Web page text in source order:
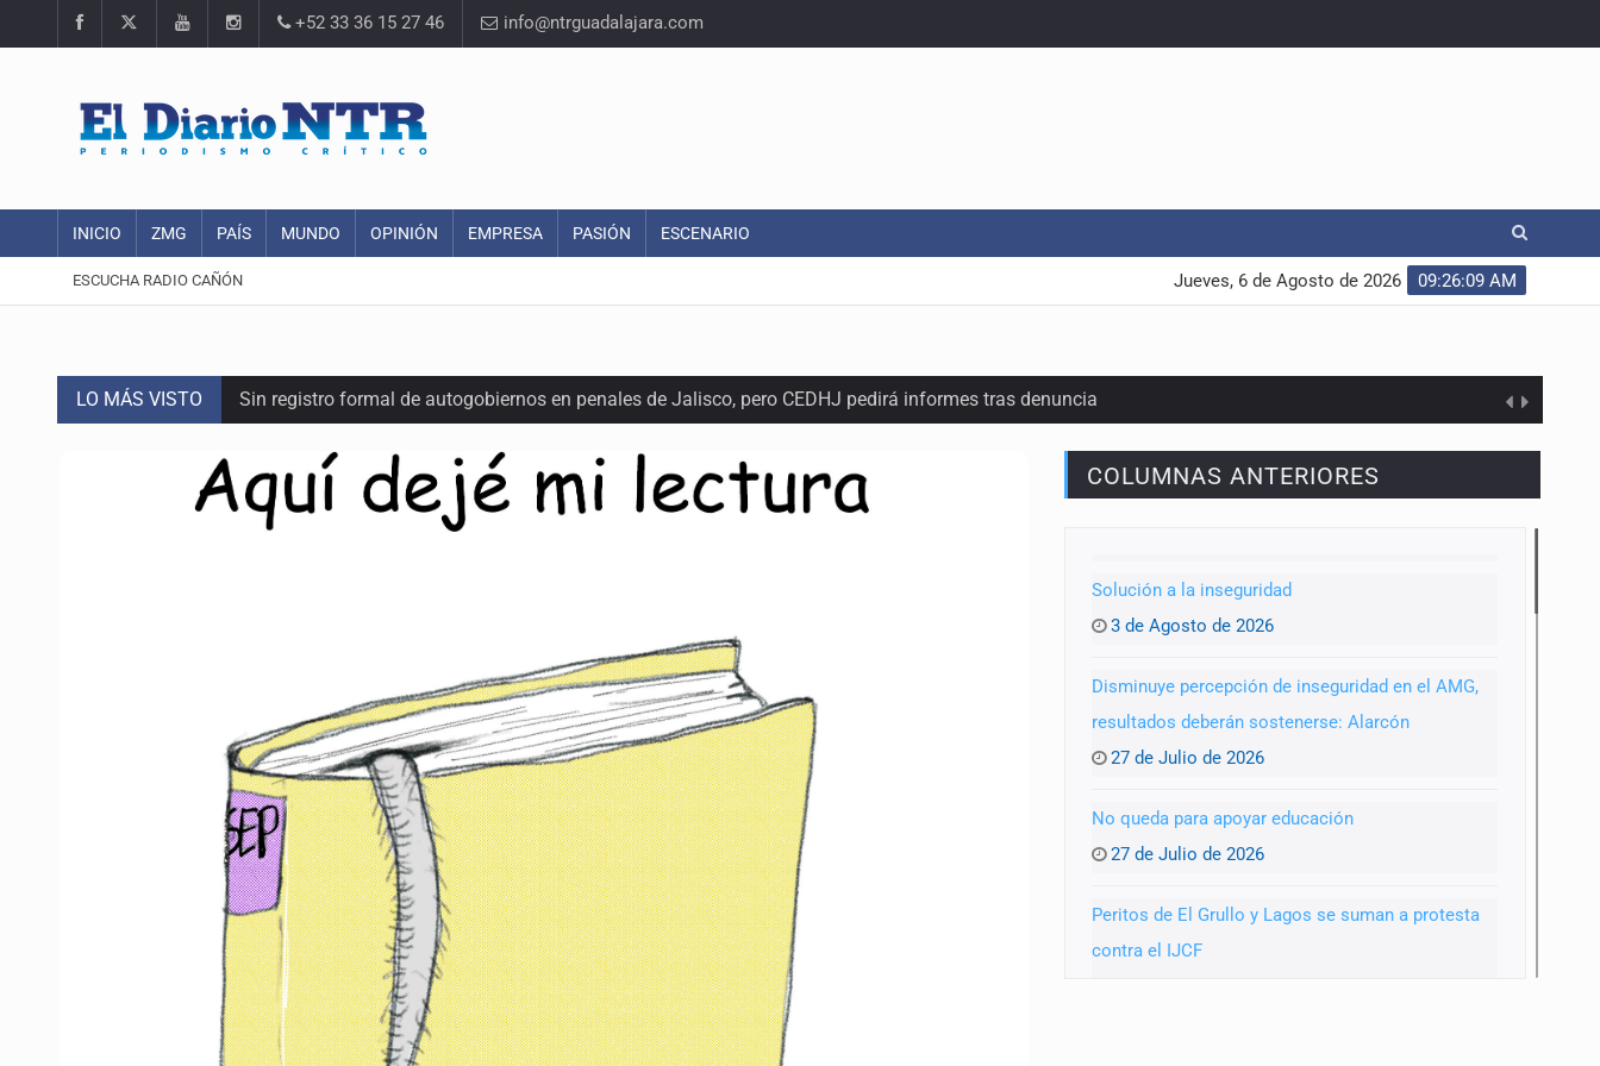
+52 33 36 15 27 46 info@ntrguadalajara.com
INICIO ZMG PAÍS MUNDO OPINIÓN EMPRESA PASIÓN ESCENARIO
ESCUCHA RADIO CAÑÓN 09:26:10 AM
Jueves, 6 de Agosto de 2026
LO MÁS VISTO Sin registro formal de autogobiernos en penales de Jalisco, pero CEDHJ pedirá informes tras denuncia
Citarían a Medrano si persiste falta de diálogo con vecinos de Mirador San Isidro
Asesinan a tres luego de dos ataques armados
Mueren cuatro personas por volcadura en San Miguel el Alto
Ken Salazar afirma que no tiene evidencia de vínculos entre el gobierno de México y el crimen organizado
Sheinbaum se reúnen secretario de Estado del Vaticano
Vinculan a responsable de homicidio registrado en 2025 en Tlaquepaque
Buscan reformar Ley de Salud en Jalisco para emitir alertas sanitarias por mala calidad del agua
COLUMNAS ANTERIORES
Solución a la inseguridad
3 de Agosto de 2026
Disminuye percepción de inseguridad en el AMG,
resultados deberán sostenerse: Alarcón
27 de Julio de 2026
No queda para apoyar educación
27 de Julio de 2026
Peritos de El Grullo y Lagos se suman a protesta
contra el IJCF